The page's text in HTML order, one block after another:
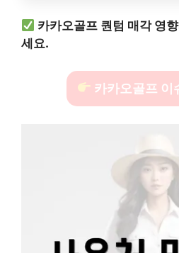
카카오골프 퀀텀 매각 영
세요.
카카오골프 이